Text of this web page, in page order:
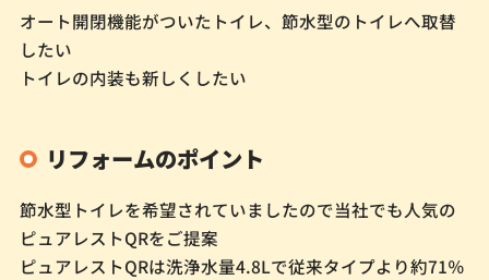
オート開閉機能がついたトイレ、節水型のトイレへ取替
したい
トイレの内装も新しくしたい
リフォームのポイント
節水型トイレを希望されていましたので当社でも人気の
ピュアレストQRをご提案
ピュアレストQRは洗浄水量4.8Lで従来タイプより約71％